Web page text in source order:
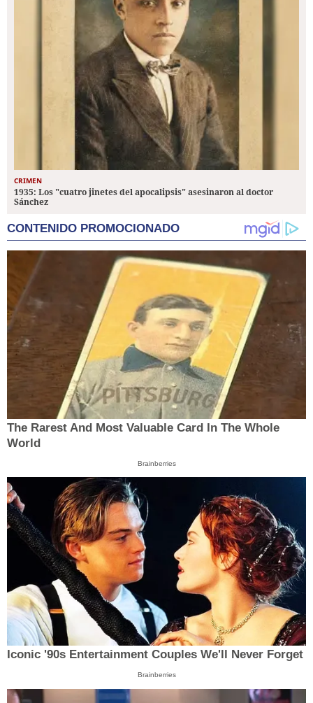
CRIMEN
1935: Los "cuatro jinetes del apocalipsis" asesinaron al doctor
Sánchez
CONTENIDO PROMOCIONADO
The Rarest And Most Valuable Card In The Whole
World
Brainberries
Iconic '90s Entertainment Couples We'll Never Forget
Brainberries